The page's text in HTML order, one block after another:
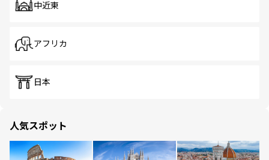
中近東
アフリカ
日本
人気スポット